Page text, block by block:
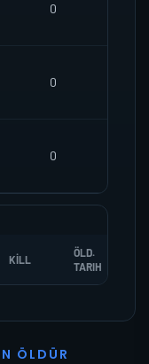
0
0
0
KILL
ÖLD.
TARIH
N Ö L D Ü R